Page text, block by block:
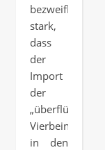
bezweifle
stark,
dass
der
Import
der
„überflüssigen“
Vierbeiner
in den